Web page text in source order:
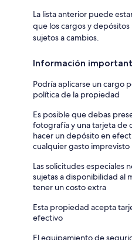
La lista anterior puede
que los cargos y
sujetos a cambios.
Información
Podría aplicarse un cargo
política de la propiedad
Es posible que debas
fotografía y una tarjeta de
hacer un depósito en
cualquier gasto imprevisto
Las solicitudes especiales
sujetas a disponibilidad al
tener un costo extra
Esta propiedad acepta
efectivo
El equipamiento de